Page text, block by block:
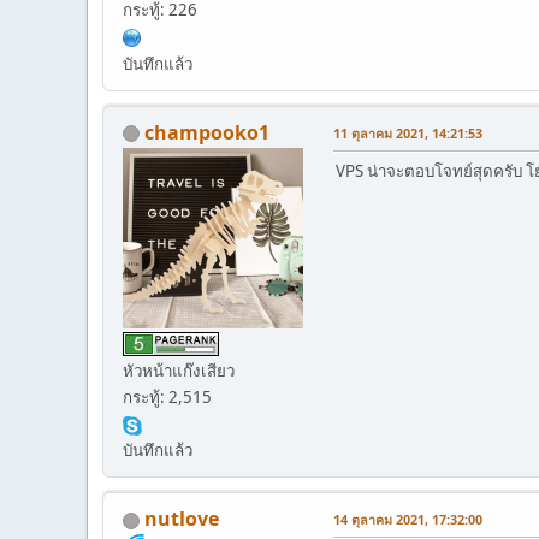
กระทู้: 226
บันทึกแล้ว
champooko1
หัวหน้าแก๊งเสียว
กระทู้: 2,515
บันทึกแล้ว
11 ตุลาคม 2021, 14:21:53
VPS น่าจะตอบโจทย์สุดครับ
nutlove 14 ตุลาคม 2021, 17:32:00